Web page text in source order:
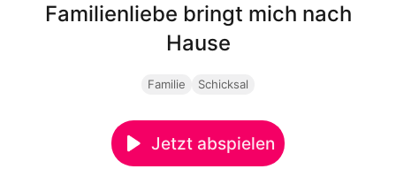
Familienliebe bringt mich nach
Hause
Familie Schicksal
Jetzt abspielen